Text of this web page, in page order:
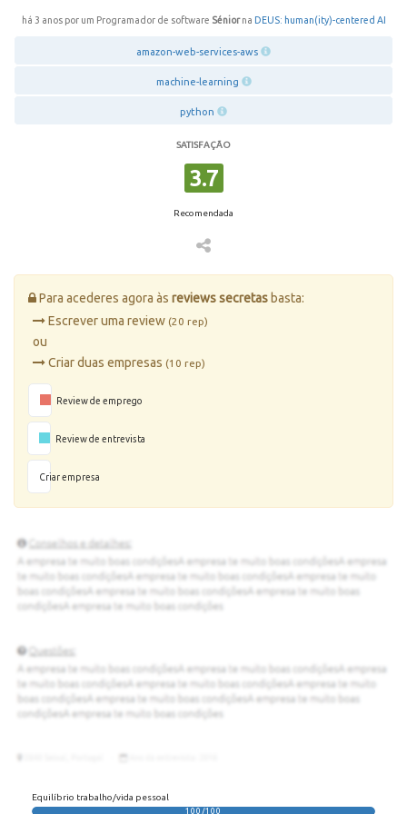
há 3 anos por um Programador de software Séniorna DEUS: human(ity)-centered AI
amazon-web-services-aws
machine-learning
python
SATISFAÇÃO
3.7
Recomendada
Para acederes agora às reviews secretas basta:
Escrever uma review (20 rep)
ou
Criar duas empresas (10 rep)
Review de emprego
Review de entrevista
Criar empresa
Equilíbrio trabalho/vida pessoal
100/100